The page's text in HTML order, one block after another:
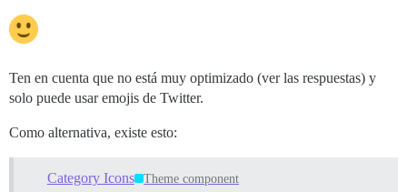
Ten en cuenta que no está muy optimizado (ver las respuestas) y
solo puede usar emojis de Twitter.
Como alternativa, existe esto:
Category Icons Theme component